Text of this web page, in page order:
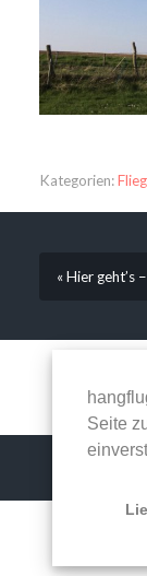
Kategorien:
« Hier geht’s
Seite